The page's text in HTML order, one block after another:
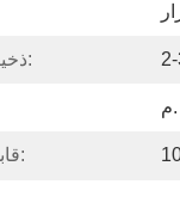
ذخیره سازی:
م.
قابلیت ارائه: